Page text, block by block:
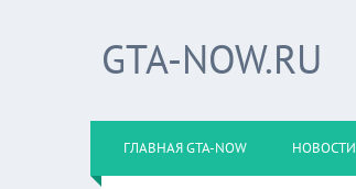
GTA-NOW.RU
ГЛАВНАЯ GTA-NOW НОВОСТИ